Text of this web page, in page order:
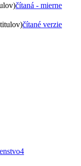
čítaná - mierne
čítané verzie
4